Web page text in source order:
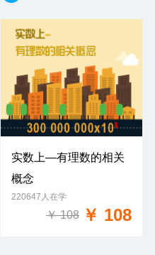
实数上—有理数的相关
概念
220647人在学
￥ 108 ￥ 108